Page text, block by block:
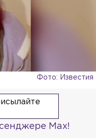
Фото: Известия
Max!